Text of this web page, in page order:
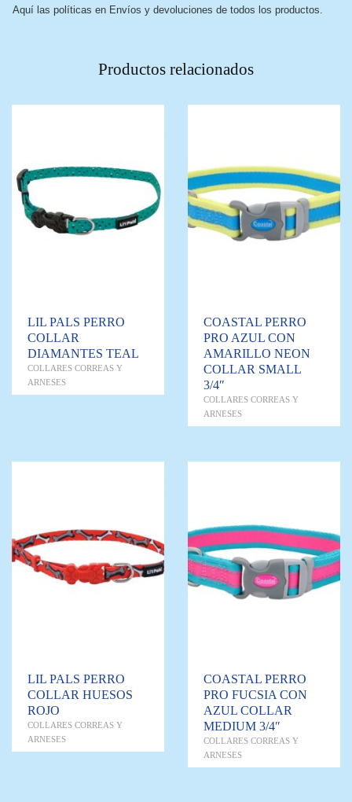
Aquí las políticas en Envíos y devoluciones de todos los productos.
Productos relacionados
LIL PALS PERRO
COLLAR
DIAMANTES TEAL
COLLARES CORREAS Y
ARNESES
COASTAL PERRO
PRO AZUL CON
AMARILLO NEON
COLLAR SMALL
3/4″
COLLARES CORREAS Y
ARNESES
LIL PALS PERRO
COLLAR HUESOS
ROJO
COLLARES CORREAS Y
ARNESES
COASTAL PERRO
PRO FUCSIA CON
AZUL COLLAR
MEDIUM 3/4″
COLLARES CORREAS Y
ARNESES